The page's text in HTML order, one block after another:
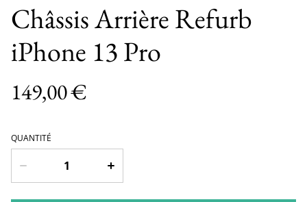
Châssis Arrière Refurb
iPhone 13 Pro
149,00 €
QUANTITÉ